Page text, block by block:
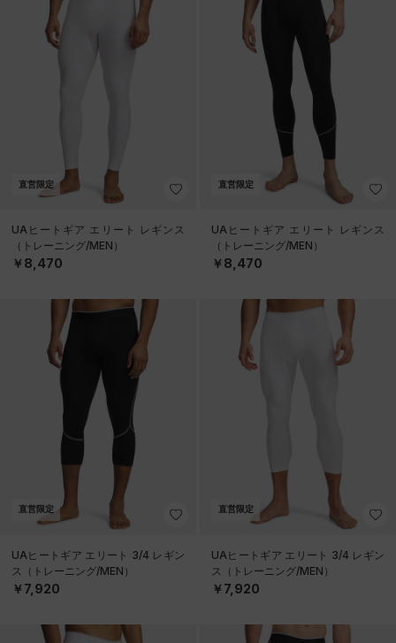
直営限定
UAヒートギア エリート レギンス
（トレーニング/MEN）
￥8,470
直営限定
UAヒートギア エリート レギンス
（トレーニング/MEN）
￥8,470
直営限定
UAヒートギア エリート 3/4 レギン
ス（トレーニング/MEN）
￥7,920
直営限定
UAヒートギア エリート 3/4 レギン
ス（トレーニング/MEN）
￥7,920